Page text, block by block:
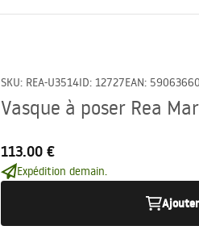
SKU: REA-U3514ID: 12727EAN:
Vasque à poser Rea
113.00 €
Expédition demain.